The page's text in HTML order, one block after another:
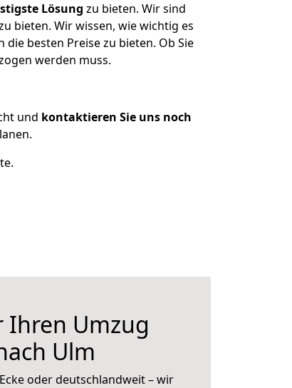
Lösung zu bieten. Wir sind
bieten. Wir wissen, wie wichtig es
besten Preise zu bieten. Ob Sie
werden muss.
und kontaktieren Sie uns noch
Ihren Umzug
Ulm
oder deutschlandweit – wir